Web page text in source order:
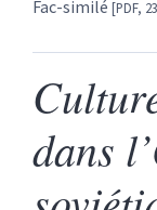
Fac-similé [PDF,
dans